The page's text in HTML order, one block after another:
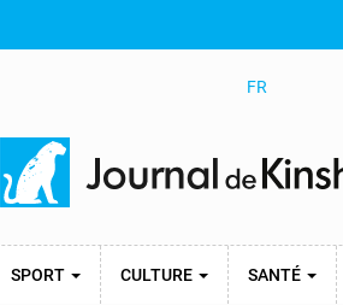
FR
SPORT CULTURE SANTÉ